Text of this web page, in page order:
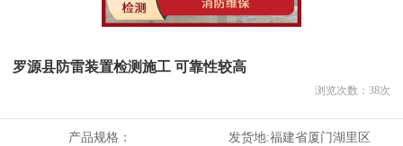
罗源县防雷装置检测施工 可靠性较高
浏览次数： 38次
产品规格： 发货地:福建省厦门湖里区